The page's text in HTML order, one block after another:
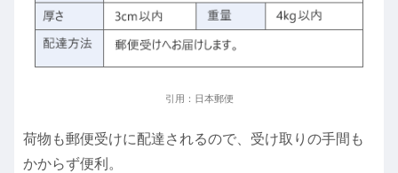
引用：日本郵便
荷物も郵便受けに配達されるので、受け取りの手間も
かからず便利。